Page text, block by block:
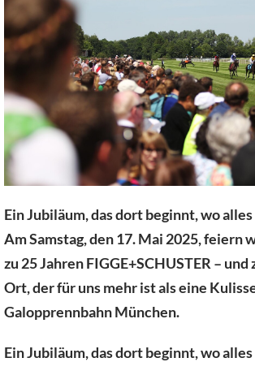
Ein Jubiläum, das dort beginnt, wo
Am Samstag, den 17. Mai 2025, feiern
zu 25 Jahren FIGGE+SCHUSTER –
Ort, der für uns mehr ist als eine
Galopprennbahn München.
Ein Jubiläum, das dort beginnt, wo